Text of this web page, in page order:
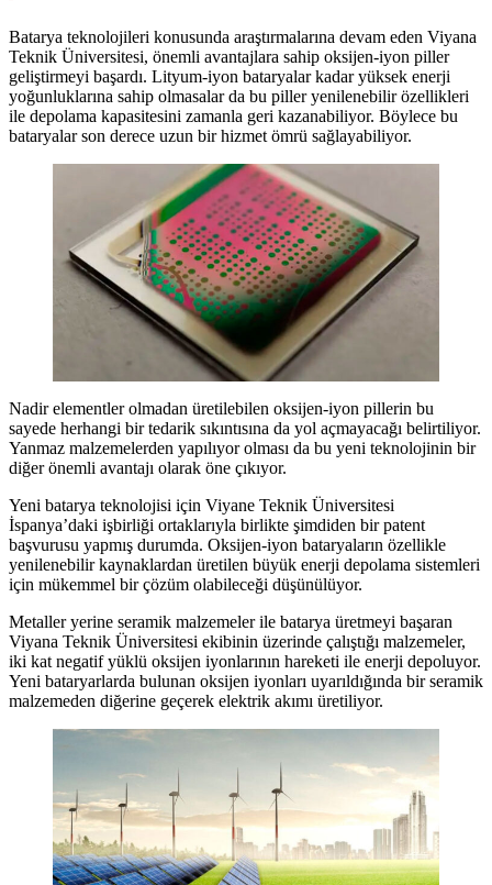
Batarya teknolojileri konusunda araştırmalarına devam eden Viyana
Teknik Üniversitesi, önemli avantajlara sahip oksijen-iyon piller
geliştirmeyi başardı. Lityum-iyon bataryalar kadar yüksek enerji
yoğunluklarına sahip olmasalar da bu piller yenilenebilir özellikleri
ile depolama kapasitesini zamanla geri kazanabiliyor. Böylece bu
bataryalar son derece uzun bir hizmet ömrü sağlayabiliyor.
Nadir elementler olmadan üretilebilen oksijen-iyon pillerin bu
sayede herhangi bir tedarik sıkıntısına da yol açmayacağı belirtiliyor.
Yanmaz malzemelerden yapılıyor olması da bu yeni teknolojinin bir
diğer önemli avantajı olarak öne çıkıyor.
Yeni batarya teknolojisi için Viyane Teknik Üniversitesi
İspanya’daki işbirliği ortaklarıyla birlikte şimdiden bir patent
başvurusu yapmış durumda. Oksijen-iyon bataryaların özellikle
yenilenebilir kaynaklardan üretilen büyük enerji depolama sistemleri
için mükemmel bir çözüm olabileceği düşünülüyor.
Metaller yerine seramik malzemeler ile batarya üretmeyi başaran
Viyana Teknik Üniversitesi ekibinin üzerinde çalıştığı malzemeler,
iki kat negatif yüklü oksijen iyonlarının hareketi ile enerji depoluyor.
Yeni bataryarlarda bulunan oksijen iyonları uyarıldığında bir seramik
malzemeden diğerine geçerek elektrik akımı üretiliyor.